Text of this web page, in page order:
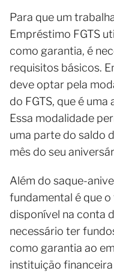
Para que um
Empréstimo FGTS
como garantia, é
requisitos básicos.
deve optar pela
do FGTS, que é
Essa modalidade
uma parte do saldo
mês do seu
Além do saque-
fundamental é que
disponível na conta
necessário ter
como garantia ao
instituição